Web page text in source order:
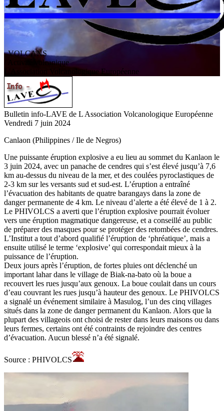
VOLCANS
/ Activité volcanique
ssociation V olcanologiqueEuropéenne
Bulletin info-LAVE de L Association Volcanologique Européenne
Vendredi 7 juin 2024
Canlaon (Philippines / Ile de Negros)
Une puissante éruption explosive a eu lieu au sommet du Kanlaon le
3 juin 2024, avec un panache de cendres qui s’est élevé jusqu’à 7,6
km au-dessus du niveau de la mer, et des coulées pyroclastiques de
2-3 km sur les versants sud et sud-est. L’éruption a entraîné
l’évacuation des habitants de quatre barangays dans la zone de
danger permanente de 4 km. Le niveau d’alerte a été élevé de 1 à 2.
Le PHIVOLCS a averti que l’éruption explosive pourrait évoluer
vers une éruption magmatique dangereuse, et a conseillé au public
de préparer des masques pour se protéger des retombées de cendres.
L’Institut a tout d’abord qualifié l’éruption de ‘phréatique’, mais a
ensuite utilisé le terme ‘explosive’ qui correspondait mieux à la
puissance de l’éruption.
Deux jours après l’éruption, de fortes pluies ont déclenché un
important lahar dans le village de Biak-na-bato où la boue a
recouvert les rues jusqu’aux genoux. La boue coulait dans un cours
d’eau couvrant les rues jusqu’à hauteur des genoux. Le PHIVOLCS
a signalé un événement similaire à Masulog, l’un des cinq villages
situés dans la zone de danger permanent du Kanlaon. Alors que la
plupart des villageois ont choisi de rester dans leurs maisons ou dans
leurs fermes, certains ont été contraints de rejoindre des centres
d’évacuation. Aucun blessé n’a été signalé.
Source : PHIVOLCS